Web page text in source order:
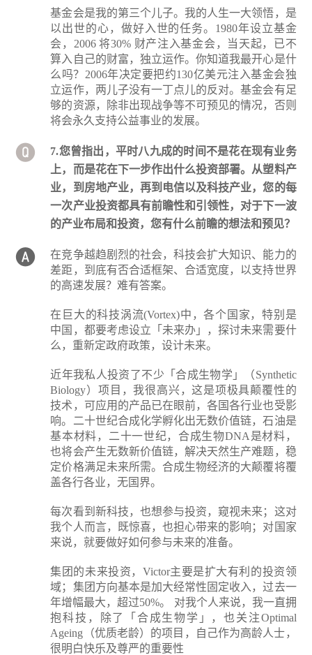
基金会是我的第三个儿子。我的人生一大领悟，是
以出世的心，做好入世的任务。1980年设立基金
会，2006 将30% 财产注入基金会，当天起，已不
算入自己的财富，独立运作。你知道我最开心是什
么吗？2006年决定要把约130亿美元注入基金会独
立运作，两儿子没有一丁点儿的反对。基金会有足
够的资源，除非出现战争等不可预见的情况，否则
将会永久支持公益事业的发展。
7.您曾指出，平时八九成的时间不是花在现有业务
上，而是花在下一步作出什么投资部署。从塑料产
业，到房地产业，再到电信以及科技产业，您的每
一次产业投资都具有前瞻性和引领性，对于下一波
的产业布局和投资，您有什么前瞻的想法和预见？
在竞争越趋剧烈的社会，科技会扩大知识、能力的
差距，到底有否合适框架、合适宽度，以支持世界
的高速发展？难有答案。
在巨大的科技涡流(Vortex)中，各个国家，特别是
中国，都要考虑设立「未来办」，探讨未来需要什
么，重新定政府政策，设计未来。
近年我私人投资了不少「合成生物学」（Synthetic
Biology）项目，我很高兴，这是项极具颠覆性的
技术，可应用的产品已在眼前，各国各行业也受影
响。二十世纪合成化学孵化出无数价值链，石油是
基本材料，二十一世纪，合成生物DNA是材料，
也将会产生无数新价值链，解决天然生产难题，稳
定价格满足未来所需。合成生物经济的大颠覆将覆
盖各行各业，无国界。
每次看到新科技，也想参与投资，窥视未来；这对
我个人而言，既惊喜，也担心带来的影响；对国家
来说，就要做好如何参与未来的准备。
集团的未来投资，Victor主要是扩大有利的投资领
域；集团方向基本是加大经常性固定收入，过去一
年增幅最大，超过50%。 对我个人来说，我一直拥
抱科技，除了「合成生物学」，也关注Optimal
Ageing（优质老龄）的项目，自己作为高龄人士，
很明白快乐及尊严的重要性